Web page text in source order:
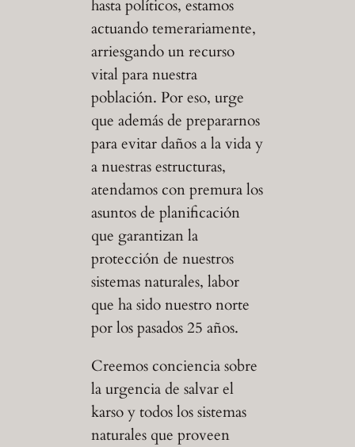
hasta políticos, estamos
actuando temerariamente,
arriesgando un recurso
vital para nuestra
población. Por eso, urge
que además de prepararnos
para evitar daños a la vida y
a nuestras estructuras,
atendamos con premura los
asuntos de planificación
que garantizan la
protección de nuestros
sistemas naturales, labor
que ha sido nuestro norte
por los pasados 25 años.
Creemos conciencia sobre
la urgencia de salvar el
karso y todos los sistemas
naturales que proveen